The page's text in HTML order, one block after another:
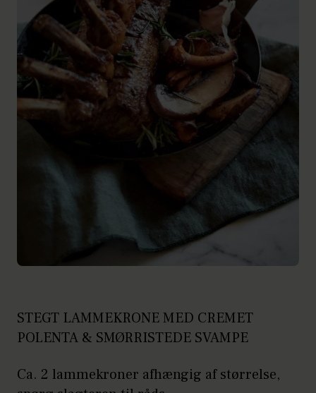
STEGT LAMMEKRONE MED CREMET
POLENTA & SMØRRISTEDE SVAMPE
Ca. 2 lammekroner afhængig af størrelse,